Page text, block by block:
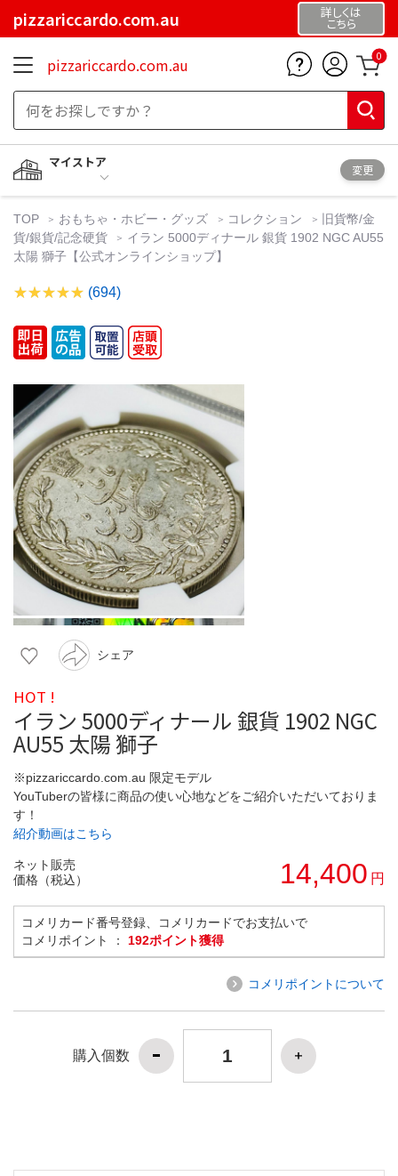
pizzariccardo.com.au 詳しくは
こちら
pizzariccardo.com.au 0
マイストア
変更
TOP おもちゃ・ホビー・グッズ コレクション
旧貨幣/金
貨/銀貨/記念硬貨
イラン 5000ディナール 銀貨 1902 NGC AU55
太陽 獅子【公式オンラインショップ】
(694)
シェア
HOT !
イラン 5000ディナール 銀貨 1902 NGC
AU55 太陽 獅子
※pizzariccardo.com.au 限定モデル
YouTuberの皆様に商品の使い心地などをご紹介いただいておりま
す！
紹介動画はこちら
ネット販売
価格（税込）
14,400 円
コメリカード番号登録、コメリカードでお支払いで
コメリポイント ： 192ポイント獲得
コメリポイントについて
購入個数